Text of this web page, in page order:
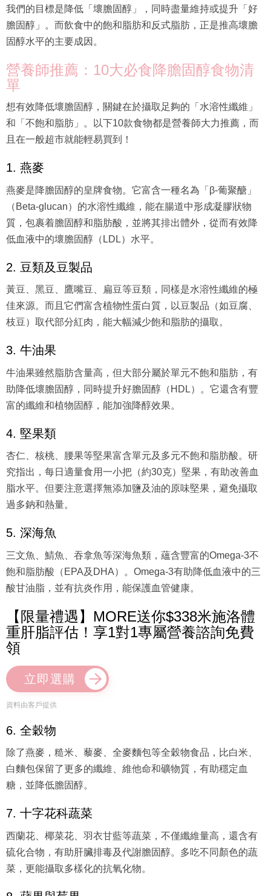
我們的目標是降低「壞膽固醇」，同時盡量維持或提升「好
膽固醇」。而飲食中的飽和脂肪和反式脂肪，正是推高壞膽
固醇水平的主要成因。
營養師推薦：10大必食降膽固醇食物清
單
想有效降低壞膽固醇，關鍵在於攝取足夠的「水溶性纖維」
和「不飽和脂肪」。以下10款食物都是營養師大力推薦，而
且在一般超市就能輕易買到！
1. 燕麥
燕麥是降膽固醇的皇牌食物。它富含一種名為「β-葡聚醣」
（Beta-glucan）的水溶性纖維，能在腸道中形成凝膠狀物
質，包裹着膽固醇和脂肪酸，並將其排出體外，從而有效降
低血液中的壞膽固醇（LDL）水平。
2. 豆類及豆製品
黃豆、黑豆、鷹嘴豆、扁豆等豆類，同樣是水溶性纖維的極
佳來源。而且它們富含植物性蛋白質，以豆製品（如豆腐、
枝豆）取代部分紅肉，能大幅減少飽和脂肪的攝取。
3. 牛油果
牛油果雖然脂肪含量高，但大部分屬於單元不飽和脂肪，有
助降低壞膽固醇，同時提升好膽固醇（HDL）。它還含有豐
富的纖維和植物固醇，能加強降醇效果。
4. 堅果類
杏仁、核桃、腰果等堅果富含單元及多元不飽和脂肪酸。研
究指出，每日適量食用一小把（約30克）堅果，有助改善血
脂水平。但要注意選擇無添加鹽及油的原味堅果，避免攝取
過多鈉和熱量。
5. 深海魚
三文魚、鯖魚、吞拿魚等深海魚類，蘊含豐富的Omega-3不
飽和脂肪酸（EPA及DHA）。Omega-3有助降低血液中的三
酸甘油脂，並有抗炎作用，能保護血管健康。
【限量禮遇】MORE送你$338米施洛體
重肝脂評估！享1對1專屬營養諮詢免費
領
立即選購
資料由客戶提供
6. 全穀物
除了燕麥，糙米、藜麥、全麥麵包等全穀物食品，比白米、
白麵包保留了更多的纖維、維他命和礦物質，有助穩定血
糖，並降低膽固醇。
7. 十字花科蔬菜
西蘭花、椰菜花、羽衣甘藍等蔬菜，不僅纖維量高，還含有
硫化合物，有助肝臟排毒及代謝膽固醇。多吃不同顏色的蔬
菜，更能攝取多樣化的抗氧化物。